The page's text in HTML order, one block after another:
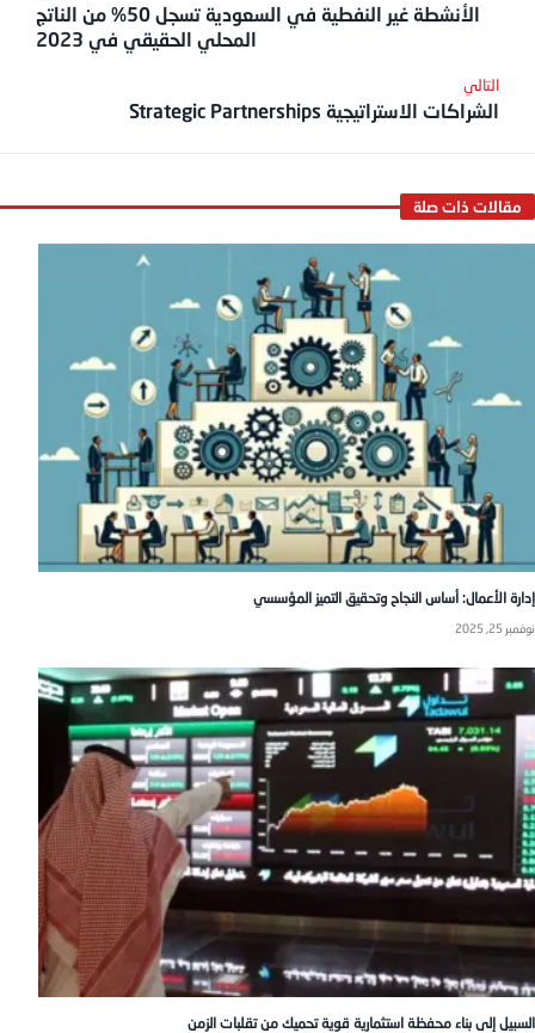
الأنشطة غير النفطية في السعودية تسجل 50% من الناتج
المحلي الحقيقي في 2023
الشراكات الاستراتيجية Strategic Partnerships
إدارة الأعمال: أساس النجاح وتحقيق التميز المؤسسي
نوفمبر 25, 2025
السبيل إلى بناء محفظة استثمارية قوية تحميك من تقلبات الزمن